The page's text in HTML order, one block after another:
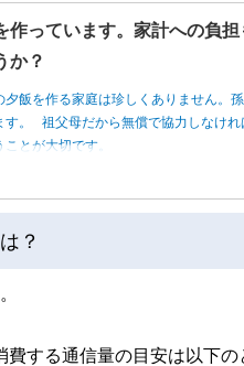
作っています。家計への負
か？
飯を作る家庭は珍しくありません。
す。 祖父母だから無償で協力しなけ
とが大切です。
？
する通信量の目安は以下の